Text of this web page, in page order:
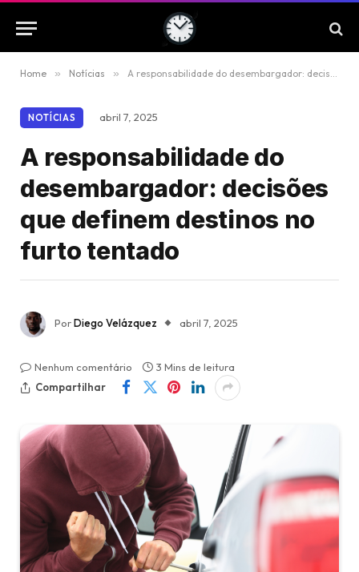
Home » Notícias » A responsabilidade do desembargador: decisões que definem destinos no furto tentado
NOTÍCIAS abril 7, 2025
A responsabilidade do
desembargador: decisões
que definem destinos no
furto tentado
PorDiego Velázquez abril 7, 2025
Nenhum comentário
3 Mins de leitura
Compartilhar